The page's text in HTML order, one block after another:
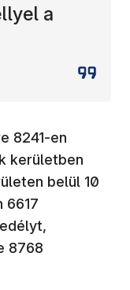
a
8241-en
kerületben
belül 10
6617
8768